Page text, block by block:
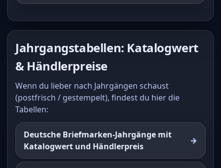
Jahrgangstabellen: Katalogwert
& Händlerpreise
Wenn du lieber nach Jahrgängen schaust
(postfrisch / gestempelt), findest du hier die
Tabellen:
Deutsche Briefmarken-Jahrgänge mit
Katalogwert und Händlerpreis